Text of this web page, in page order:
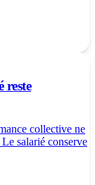
reste
collective ne
salarié conserve